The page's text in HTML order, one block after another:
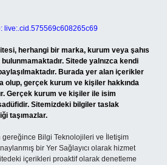
live:.cid.575569c608265c69
herhangi bir marka, kurum veya şahıs
Sitede yalnızca kendi
Burada yer alan içerikler
olup, gerçek kurum ve kişiler hakkında
Gerçek kurum ve kişiler ile isim
Sitemizdeki bilgiler taslak
taşımazlar.
gereğince Bilgi Teknolojileri ve İletişim
bir Yer Sağlayıcı olarak hizmet
içerikleri proaktif olarak denetleme